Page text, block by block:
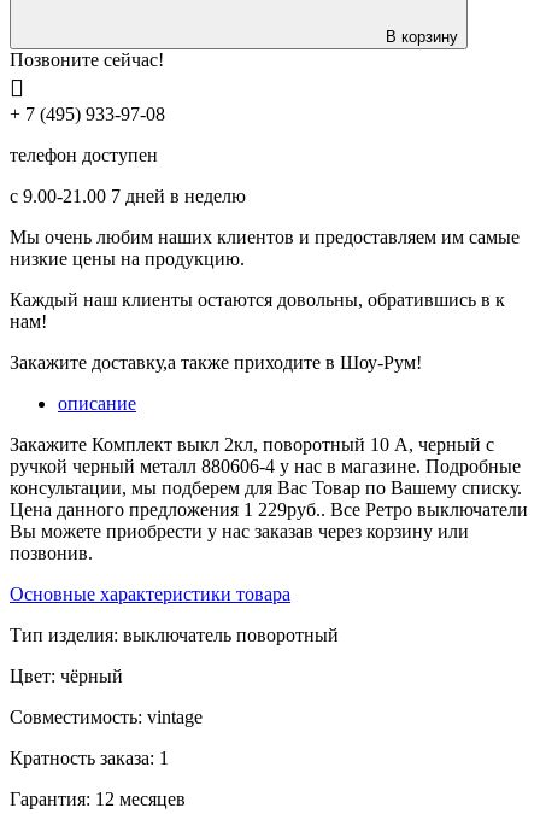
В корзину
Позвоните сейчас!
+ 7 (495) 933-97-08
телефон доступен
с 9.00-21.00 7 дней в неделю
Мы очень любим наших клиентов и предоставляем им самые
низкие цены на продукцию.
Каждый наш клиенты остаются довольны, обратившись в к
нам!
Закажите доставку,а также приходите в Шоу-Рум!
описание
Закажите Комплект выкл 2кл, поворотный 10 A, черный с
ручкой черный металл 880606-4 у нас в магазине. Подробные
консультации, мы подберем для Вас Товар по Вашему списку.
Цена данного предложения 1 229руб.. Все Ретро выключатели
Вы можете приобрести у нас заказав через корзину или
позвонив.
Основные характеристики товара
Тип изделия: выключатель поворотный
Цвет: чёрный
Совместимость: vintage
Кратность заказа: 1
Гарантия: 12 месяцев